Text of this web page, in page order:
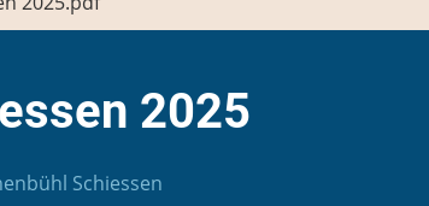
2025
Schiessen